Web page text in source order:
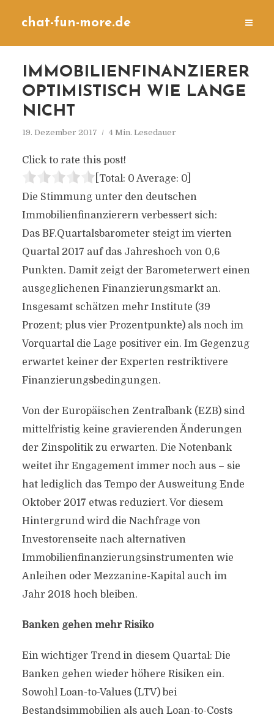
chat-fun-more.de
IMMOBILIENFINANZIERER
OPTIMISTISCH WIE LANGE
NICHT
19. Dezember 2017 4 Min. Lesedauer
Click to rate this post!
[Total: 0 Average: 0]
Die Stimmung unter den deutschen
Immobilienfinanzierern verbessert sich:
Das BF.Quartalsbarometer steigt im vierten
Quartal 2017 auf das Jahreshoch von 0,6
Punkten. Damit zeigt der Barometerwert einen
ausgeglichenen Finanzierungsmarkt an.
Insgesamt schätzen mehr Institute (39
Prozent; plus vier Prozentpunkte) als noch im
Vorquartal die Lage positiver ein. Im Gegenzug
erwartet keiner der Experten restriktivere
Finanzierungsbedingungen.
Von der Europäischen Zentralbank (EZB) sind
mittelfristig keine gravierenden Änderungen
der Zinspolitik zu erwarten. Die Notenbank
weitet ihr Engagement immer noch aus – sie
hat lediglich das Tempo der Ausweitung Ende
Oktober 2017 etwas reduziert. Vor diesem
Hintergrund wird die Nachfrage von
Investorenseite nach alternativen
Immobilienfinanzierungsinstrumenten wie
Anleihen oder Mezzanine-Kapital auch im
Jahr 2018 hoch bleiben.
Banken gehen mehr Risiko
Ein wichtiger Trend in diesem Quartal: Die
Banken gehen wieder höhere Risiken ein.
Sowohl Loan-to-Values (LTV) bei
Bestandsimmobilien als auch Loan-to-Costs